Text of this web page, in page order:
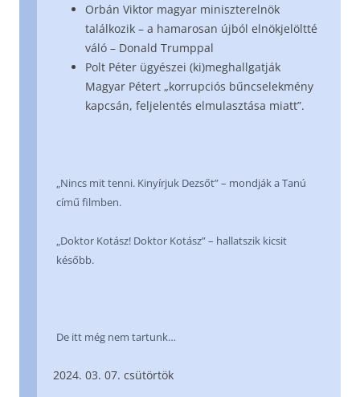
Orbán Viktor magyar miniszterelnök
találkozik – a hamarosan újból elnökjelöltté
váló – Donald Trumppal
Polt Péter ügyészei (ki)meghallgatják
Magyar Pétert „korrupciós bűncselekmény
kapcsán, feljelentés elmulasztása miatt”.
„Nincs mit tenni. Kinyírjuk Dezsőt” – mondják a Tanú
című filmben.
„Doktor Kotász! Doktor Kotász” – hallatszik kicsit
később.
De itt még nem tartunk…
03. 07. csütörtök